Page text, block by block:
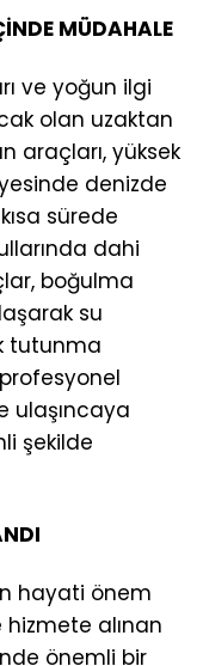
MÜDAHALE
ve yoğun ilgi
olan uzaktan
araçları, yüksek
denizde
sürede
dahi
boğulma
su
tutunma
ulaşıncaya
şekilde
hayati önem
hizmete alınan
önemli bir